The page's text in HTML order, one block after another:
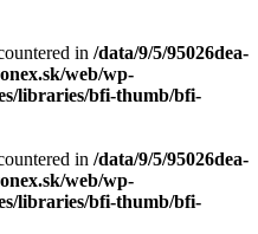
in /data/9/5/95026dea-
web/wp-
libraries/bfi-thumb/bfi-
in /data/9/5/95026dea-
web/wp-
libraries/bfi-thumb/bfi-